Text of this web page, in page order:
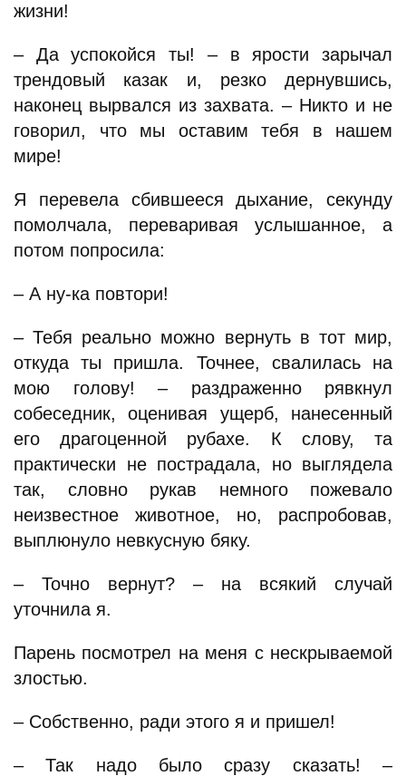
жизни!
– Да успокойся ты! – в ярости зарычал
трендовый казак и, резко дернувшись,
наконец вырвался из захвата. – Никто и не
говорил, что мы оставим тебя в нашем
мире!
Я перевела сбившееся дыхание, секунду
помолчала, переваривая услышанное, а
потом попросила:
– А ну-ка повтори!
– Тебя реально можно вернуть в тот мир,
откуда ты пришла. Точнее, свалилась на
мою голову! – раздраженно рявкнул
собеседник, оценивая ущерб, нанесенный
его драгоценной рубахе. К слову, та
практически не пострадала, но выглядела
так, словно рукав немного пожевало
неизвестное животное, но, распробовав,
выплюнуло невкусную бяку.
– Точно вернут? – на всякий случай
уточнила я.
Парень посмотрел на меня с нескрываемой
злостью.
– Собственно, ради этого я и пришел!
– Так надо было сразу сказать! –